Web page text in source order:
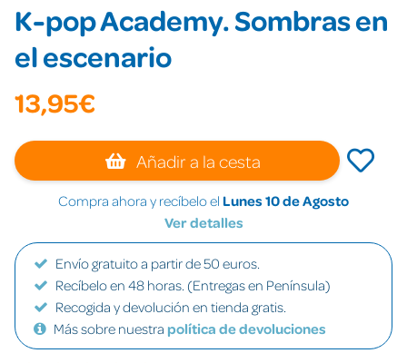
K-pop Academy. Sombras en
el escenario
13,95€
Añadir a la cesta
Compra ahora y recíbelo el Lunes 10 de Agosto
Ver detalles
Envío gratuito a partir de 50 euros.
Recíbelo en 48 horas. (Entregas en Península)
Recogida y devolución en tienda gratis.
Más sobre nuestra política de devoluciones